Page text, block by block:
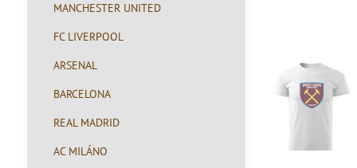
MANCHESTER UNITED
FC LIVERPOOL
ARSENAL
BARCELONA
REAL MADRID
AC MILÁNO